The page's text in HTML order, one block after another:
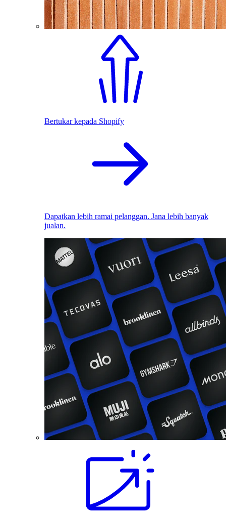
Bertukar kepada Shopify
Dapatkan lebih ramai pelanggan. Jana lebih banyak
jualan.